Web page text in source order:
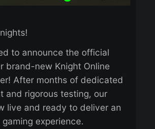
Knights!
to announce the official